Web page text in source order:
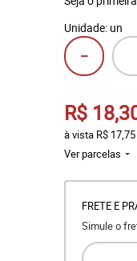
Unidade: un
R$
à vista R$ 17,75
Ver parcelas
FRETE E
Simule o